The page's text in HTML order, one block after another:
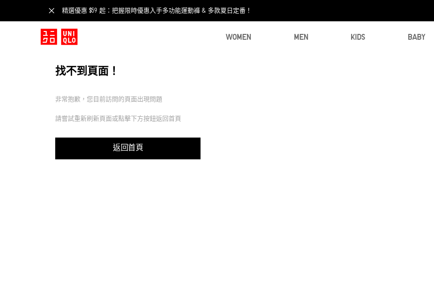
精選優惠 $59 起：把握限時優惠入手多功能運動褲 & 多款夏日定番！​
WOMEN MEN KIDS BABY
找不到頁面！
非常抱歉，您目前訪問的頁面出現問題
請嘗試重新刷新頁面或點擊下方按鈕返回首頁
返回首頁